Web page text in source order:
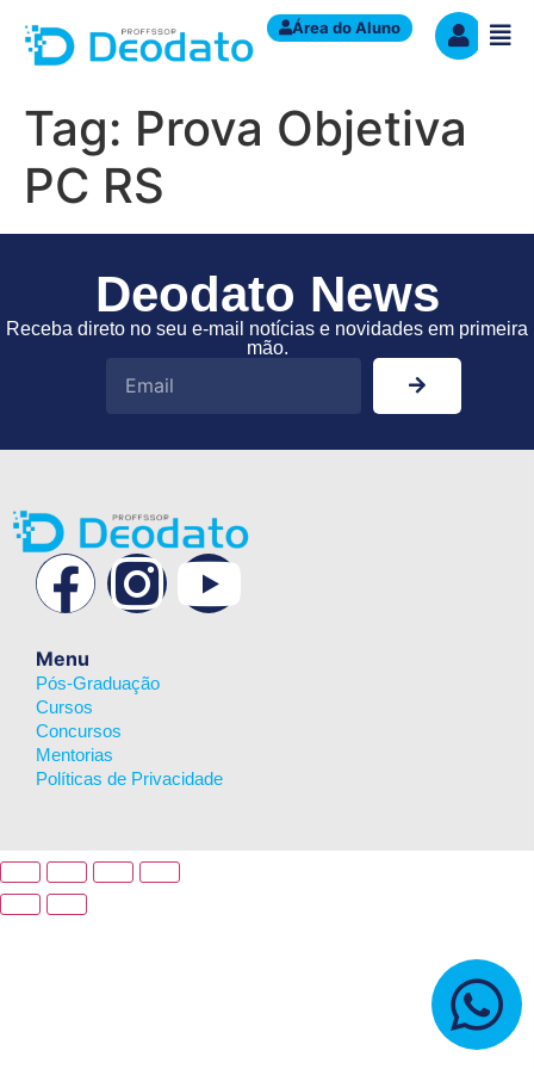
Área do Aluno
Tag: Prova Objetiva
PC RS
Deodato News
Receba direto no seu e-mail notícias e novidades em primeira
mão.
Menu
Pós-Graduação
Cursos
Concursos
Mentorias
Políticas de Privacidade